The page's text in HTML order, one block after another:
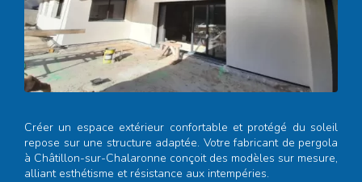
Créer un espace extérieur confortable et protégé du soleil
repose sur une structure adaptée. Votrefabricant de pergola
à Châtillon-sur-Chalaronne conçoit des modèles sur mesure,
alliant esthétisme et résistance aux intempéries.